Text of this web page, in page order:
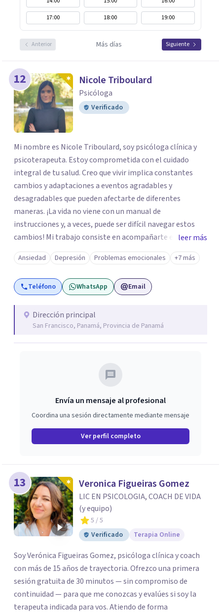
17:00
18:00 19:00
Anterior Más días Siguiente
12 Nicole Triboulard
Psicóloga
Verificado
Mi nombre es Nicole Triboulard, soy psicóloga clínica y
psicoterapeuta. Estoy comprometida con el cuidado
integral de tu salud. Creo que vivir implica constantes
cambios y adaptaciones a eventos agradables y
desagradables que pueden afectarte de diferentes
maneras. ¡La vida no viene con un manual de
instrucciones y, a veces, puede ser difícil navegar estos
cambios! Mi trabajo consiste en acompañarte en el
proceso de hacer los ajustes que quieres en tu vida para
poder disfrutar de ella como a ti te gustaría. Considero
que cada persona es única, por lo cual este proceso se
adapta a tus necesidades individuales. Sobre todo, te
puedas explorar y darle sentido a tu mundo interno.
leer más
Ansiedad Depresión Problemas emocionales +7 más
Teléfono WhatsApp Email
Dirección principal
San Francisco, Panamá, Provincia de Panamá
Envía un mensaje al profesional
Coordina una sesión directamente mediante mensaje
Ver perfil completo
13 Veronica Figueiras Gomez
LIC EN PSICOLOGIA, COACH DE VIDA
(y equipo)
5 / 5
Verificado
Terapia Online
Soy Verónica Figueiras Gomez, psicóloga clínica y coach
con más de 15 años de trayectoria. Ofrezco una primera
sesión gratuita de 30 minutos — sin compromiso de
continuidad — para que me conozcas y evalúes si soy la
terapeuta indicada para vos. Atiendo de forma